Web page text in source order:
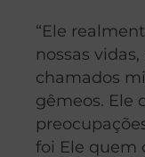
“Ele
nossas
chamados
gêmeos. Ele
foi Ele quem